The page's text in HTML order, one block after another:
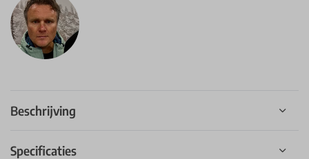
Beschrijving
Specificaties